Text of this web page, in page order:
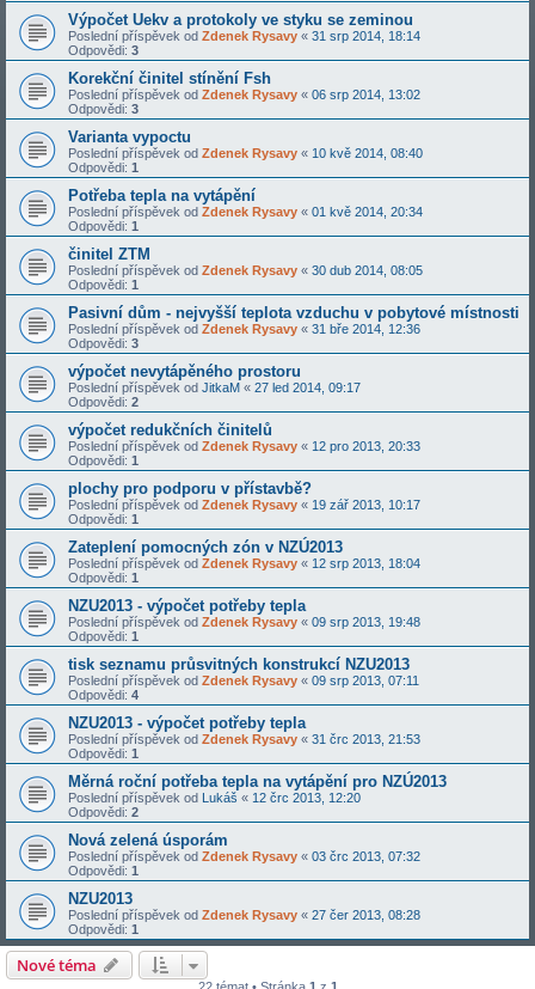
Výpočet Uekv a protokoly ve styku se zeminou
Poslední příspěvek od Zdenek Rysavy « 31 srp 2014, 18:14
Odpovědi: 3
Korekční činitel stínění Fsh
Poslední příspěvek od Zdenek Rysavy « 06 srp 2014, 13:02
Odpovědi: 3
Varianta vypoctu
Poslední příspěvek od Zdenek Rysavy « 10 kvě 2014, 08:40
Odpovědi: 1
Potřeba tepla na vytápění
Poslední příspěvek od Zdenek Rysavy « 01 kvě 2014, 20:34
Odpovědi: 1
činitel ZTM
Poslední příspěvek od Zdenek Rysavy « 30 dub 2014, 08:05
Odpovědi: 1
Pasivní dům - nejvyšší teplota vzduchu v pobytové místnosti
Poslední příspěvek od Zdenek Rysavy « 31 bře 2014, 12:36
Odpovědi: 3
výpočet nevytápěného prostoru
Poslední příspěvek od JitkaM « 27 led 2014, 09:17
Odpovědi: 2
výpočet redukčních činitelů
Poslední příspěvek od Zdenek Rysavy « 12 pro 2013, 20:33
Odpovědi: 1
plochy pro podporu v přístavbě?
Poslední příspěvek od Zdenek Rysavy « 19 zář 2013, 10:17
Odpovědi: 1
Zateplení pomocných zón v NZÚ2013
Poslední příspěvek od Zdenek Rysavy « 12 srp 2013, 18:04
Odpovědi: 1
NZU2013 - výpočet potřeby tepla
Poslední příspěvek od Zdenek Rysavy « 09 srp 2013, 19:48
Odpovědi: 1
tisk seznamu průsvitných konstrukcí NZU2013
Poslední příspěvek od Zdenek Rysavy « 09 srp 2013, 07:11
Odpovědi: 4
NZU2013 - výpočet potřeby tepla
Poslední příspěvek od Zdenek Rysavy « 31 črc 2013, 21:53
Odpovědi: 1
Měrná roční potřeba tepla na vytápění pro NZÚ2013
Poslední příspěvek od Lukáš « 12 črc 2013, 12:20
Odpovědi: 2
Nová zelená úsporám
Poslední příspěvek od Zdenek Rysavy « 03 črc 2013, 07:32
Odpovědi: 1
NZU2013
Poslední příspěvek od Zdenek Rysavy « 27 čer 2013, 08:28
Odpovědi: 1
Nové téma